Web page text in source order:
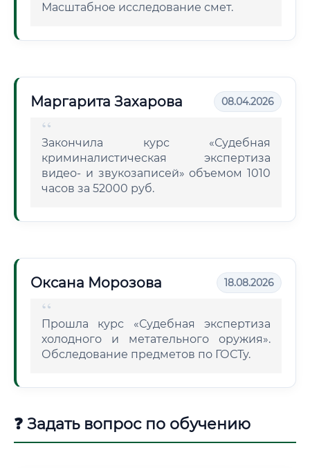
Масштабное исследование смет.
Маргарита Захарова 08.04.2026
Закончила курс «Судебная
криминалистическая экспертиза
видео- и звукозаписей» объемом 1010
часов за 52000 руб.
Оксана Морозова 18.08.2026
Прошла курс «Судебная экспертиза
холодного и метательного оружия».
Обследование предметов по ГОСТу.
❓ Задать вопрос по обучению